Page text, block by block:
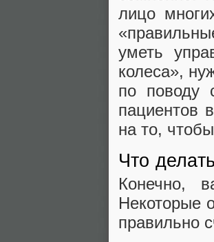
лицо
уметь
колеса»,
по поводу
пациентов
на то,
Что
Конечно,
Некоторые
правильно